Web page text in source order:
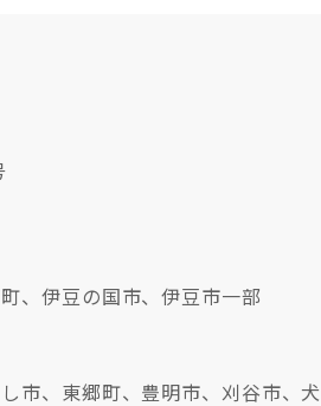
、伊豆の国市、伊豆市一部
市、東郷町、豊明市、刈谷市、犬